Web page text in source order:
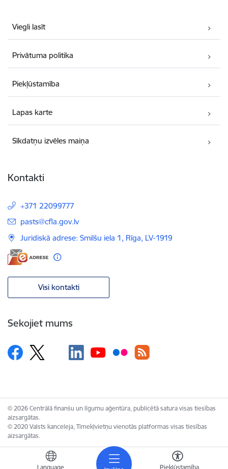
Language Piekļūstamība
Viegli lasīt
Privātuma politika
Piekļūstamība
Lapas karte
Sīkdatņu izvēles maiņa
Kontakti
+371 22099777
E-pasts:
pasts@cfla.gov.lv
Juridiskā adrese: Smilšu iela 1, Rīga, LV-1919
Visi kontakti
Sekojiet mums
© 2026 Centrālā finanšu un līgumu aģentūra, publicētā satura visas tiesības
aizsargātas.
© 2020 Valsts kanceleja, Tīmekļvietņu vienotās platformas visas tiesības
aizsargātas.